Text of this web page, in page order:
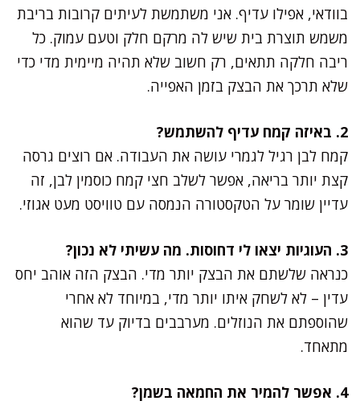
בוודאי, אפילו עדיף. אני משתמשת לעיתים קרובות בריבת
משמש תוצרת בית שיש לה מרקם חלק וטעם עמוק. כל
ריבה חלקה תתאים, רק חשוב שלא תהיה מיימית מדי כדי
שלא תרכך את הבצק בזמן האפייה.
2. באיזה קמח עדיף להשתמש?
קמח לבן רגיל לגמרי עושה את העבודה. אם רוצים גרסה
קצת יותר בריאה, אפשר לשלב חצי קמח כוסמין לבן, זה
עדיין שומר על הטקסטורה הנמסה עם טוויסט מעט אגוזי.
3. העוגיות יצאו לי דחוסות. מה עשיתי לא נכון?
כנראה שלשתם את הבצק יותר מדי. הבצק הזה אוהב יחס
עדין – לא לשחק איתו יותר מדי, במיוחד לא אחרי
שהוספתם את הנוזלים. מערבבים בדיוק עד שהוא
מתאחד.
4. אפשר להמיר את החמאה בשמן?